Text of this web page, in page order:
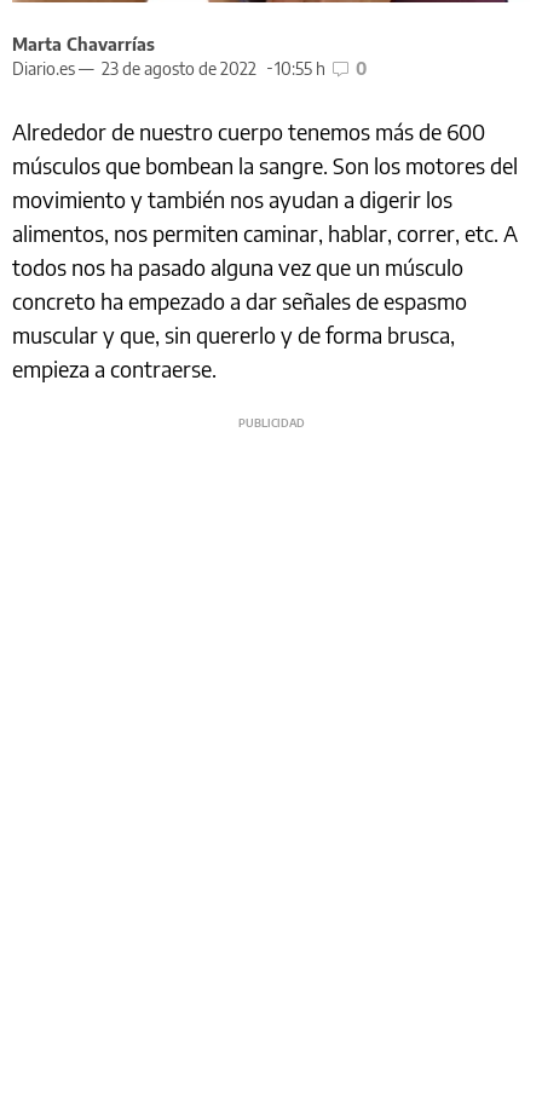
Marta Chavarrías
Diario.es — 23 de agosto de 2022 10:55 h 0
Alrededor de nuestro cuerpo tenemos más de 600
músculos que bombean la sangre. Son los motores del
movimiento y también nos ayudan a digerir los
alimentos, nos permiten caminar, hablar, correr, etc. A
todos nos ha pasado alguna vez que un músculo
concreto ha empezado a dar señales de espasmo
muscular y que, sin quererlo y de forma brusca,
empieza a contraerse.